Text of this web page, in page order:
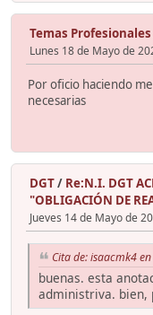
Temas Profesionales
Lunes 18 de Mayo de
Por oficio haciendo
necesarias
DGT/ Re:N.I. DGT
"OBLIGACIÓN DE
Jueves 14 de Mayo de
Cita de: isaacmk4
buenas. esta
administriva. bien,